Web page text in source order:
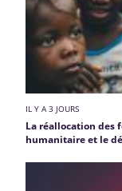
IL Y A 3 JOURS
La réallocation des
humanitaire et le